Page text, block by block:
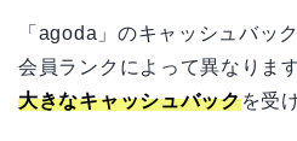
「agoda」のキャッシュバッ
会員ランクによって異なります
大きなキャッシュバックを受